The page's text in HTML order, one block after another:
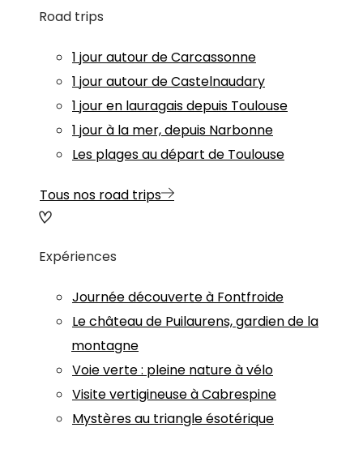
Road trips
1 jour autour de Carcassonne
1 jour autour de Castelnaudary
1 jour en lauragais depuis Toulouse
1 jour à la mer, depuis Narbonne
Les plages au départ de Toulouse
Tous nos road trips
Expériences
Journée découverte à Fontfroide
Le château de Puilaurens, gardien de la
montagne
Voie verte : pleine nature à vélo
Visite vertigineuse à Cabrespine
Mystères au triangle ésotérique